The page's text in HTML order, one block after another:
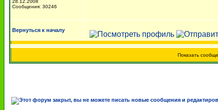
28.12.2008
Сообщения: 30246
Вернуться к началу
Показать